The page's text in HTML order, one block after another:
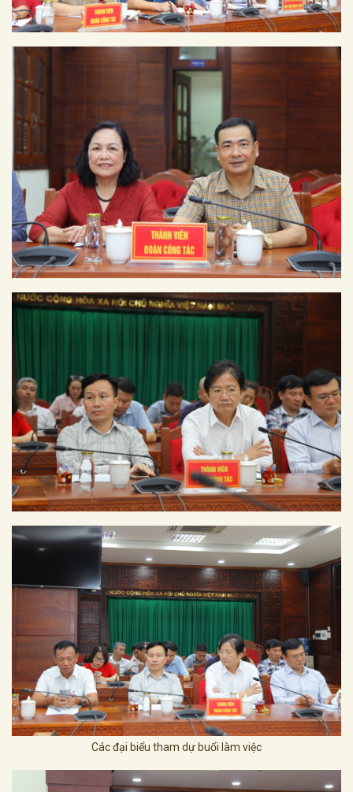
Các đại biểu tham dự buổi làm việc